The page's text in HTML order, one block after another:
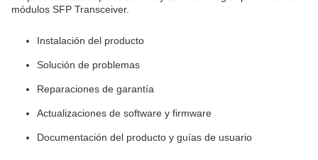
módulos SFP Transceiver.
Instalación del producto
Solución de problemas
Reparaciones de garantía
Actualizaciones de software y firmware
Documentación del producto y guías de usuario